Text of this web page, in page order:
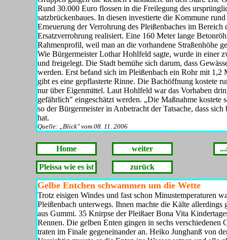
Rund 30.000 Euro flossen in die Freilegung des
satzbrückenbaues. In diesen in­vestierte die Kommune
Erneuerung der Verrohrung des Pleißenbaches im
Ersatzverrohrung realisiert. Eine 160 Meter lange
Rahmenprofil, weil man an die vorhandene Stra­ßenhöhe
Wie Bürgermeister Lothar Hohl­feld sagte, wurde in einer
und frei­gelegt. Die Stadt bemühe sich da­rum, dass
werden. Erst befand sich im Pleißenbach ein Rohr mit 1,2
gibt es eine gepflasterte Rinne. Die Bachöffnung kostete
nur über Eigenmittel. Laut Hohlfeld war das Vorhaben
gefährlich" eingeschätzt werden. „Die Maßnahme
so der Bürgermeister in Anbe­tracht der Tatsache, dass
hat.
Quelle: „Blick" vom 08. 11. 2006
Home weiter
Pleissa wie es ist zurück
Gelbe Entchen schwammen um die Wette
Trotz eisigen Windes und fast schon Minustempera­turen
Pleißenbach unterwegs. Ihnen machte die Kälte
aus Gummi. 35 Knirpse der Pleißaer Bona Vita
Rennen. Die gel­ben Enten gingen in sechs
traten im Finale ge­geneinander an. Heiko Junghanß von